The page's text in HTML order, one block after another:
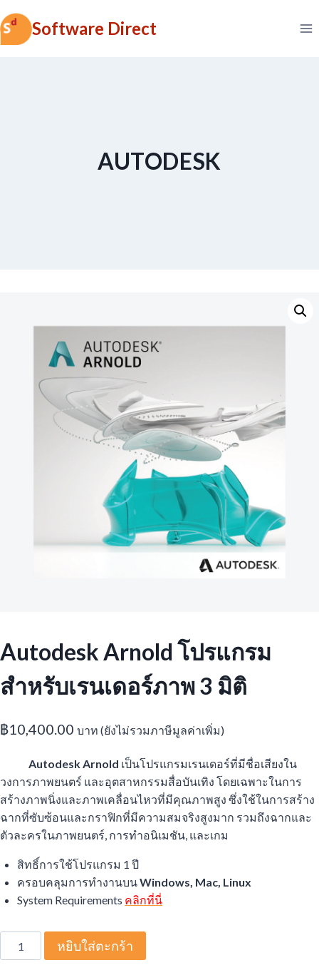
to
content
Software Direct
AUTODESK
Autodesk Arnold โปรแกรม
สำหรับเรนเดอร์ภาพ 3 มิติ
฿10,400.00 บาท (ยังไม่รวมภาษีมูลค่าเพิ่ม)
Autodesk Arnold เป็นโปรแกรมเรนเดอร์ที่มีชื่อเสียงใน
วงการภาพยนตร์ และอุตสาหกรรมสื่อบันเทิง โดยเฉพาะในการ
สร้างภาพนิ่งและภาพเคลื่อนไหวที่มีคุณภาพสูง ซึ่งใช้ในการสร้าง
ฉากที่ซับซ้อนและกราฟิกที่มีความสมจริงสูงมาก รวมถึงฉากและ
ตัวละครในภาพยนตร์, การทำอนิเมชัน, และเกม
สิทธิ์การใช้โปรแกรม 1 ปี
ครอบคลุมการทำงานบนWindows, Mac, Linux
System Requirements คลิกที่นี่
จำนวน
Autodesk
หยิบใส่ตะกร้า